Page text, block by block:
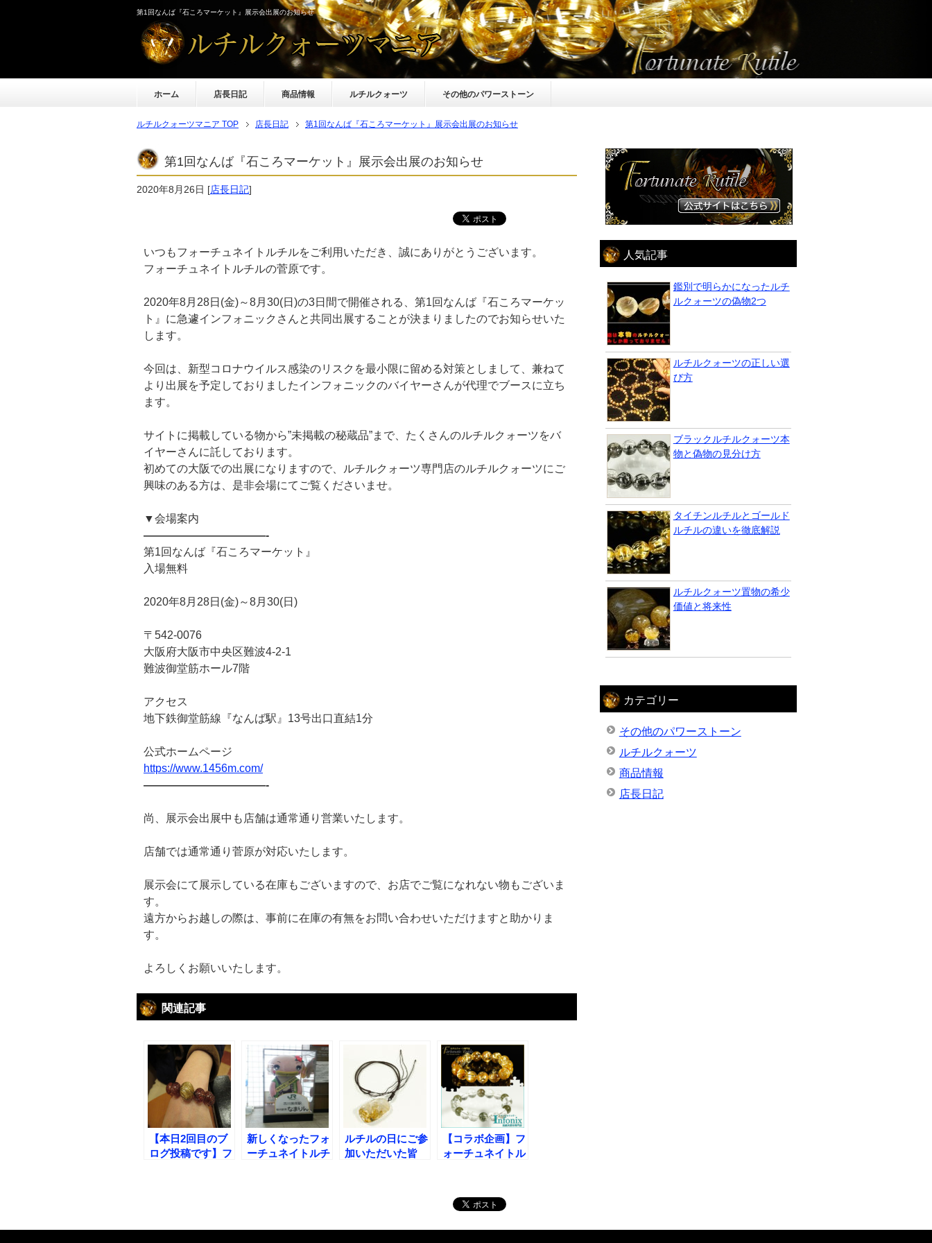
第1回なんば『石ころマーケット』展示会出展のお知らせ
ホーム 店長日記 商品情報 ルチルクォーツ その他のパワーストーン
ルチルクォーツマニア TOP 店長日記 第1回なんば『石ころマーケット』展示会出展のお知らせ
第1回なんば『石ころマーケット』展示会出展のお知らせ
2020年8月26日 [店長日記]
いつもフォーチュネイトルチルをご利用いただき、誠にありがとうございます。
フォーチュネイトルチルの菅原です。
2020年8月28日(金)～8月30(日)の3日間で開催される、第1回なんば『石ころマーケッ
ト』に急遽インフォニックさんと共同出展することが決まりましたのでお知らせいた
します。
今回は、新型コロナウイルス感染のリスクを最小限に留める対策としまして、兼ねて
より出展を予定しておりましたインフォニックのバイヤーさんが代理でブースに立ち
ます。
サイトに掲載している物から”未掲載の秘蔵品”まで、たくさんのルチルクォーツをバ
イヤーさんに託しております。
初めての大阪での出展になりますので、ルチルクォーツ専門店のルチルクォーツにご
興味のある方は、是非会場にてご覧くださいませ。
▼会場案内
———————————-
第1回なんば『石ころマーケット』
入場無料
2020年8月28日(金)～8月30(日)
〒542-0076
大阪府大阪市中央区難波4-2-1
難波御堂筋ホール7階
アクセス
地下鉄御堂筋線『なんば駅』13号出口直結1分
公式ホームページ
https://www.1456m.com/
———————————-
尚、展示会出展中も店舗は通常通り営業いたします。
店舗では通常通り菅原が対応いたします。
展示会にて展示している在庫もございますので、お店でご覧になれない物もございま
す。
遠方からお越しの際は、事前に在庫の有無をお問い合わせいただけますと助かりま
す。
よろしくお願いいたします。
関連記事
【本日2回目のブ
ログ投稿です】フ
新しくなったフォ
ーチュネイトルチ
ルチルの日にご参
加いただいた皆
【コラボ企画】フ
ォーチュネイトル
人気記事
鑑別で明らかになったルチ
ルクォーツの偽物2つ
ルチルクォーツの正しい選
び方
ブラックルチルクォーツ本
物と偽物の見分け方
タイチンルチルとゴールド
ルチルの違いを徹底解説
ルチルクォーツ置物の希少
価値と将来性
カテゴリー
その他のパワーストーン
ルチルクォーツ
商品情報
店長日記